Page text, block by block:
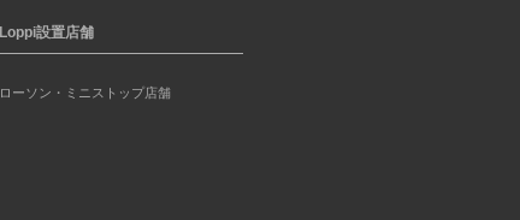
Loppi設置店舗
ローソン・ミニストップ店舗